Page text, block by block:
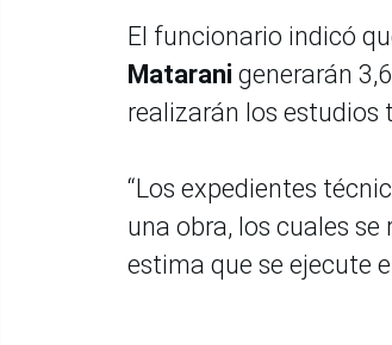
El funcionario indicó
Matarani generarán
realizarán los estudios
“Los expedientes
una obra, los cuales se
estima que se ejecute